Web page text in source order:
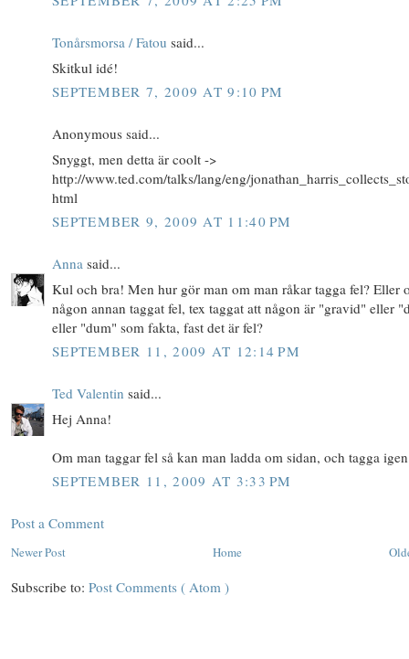
Tonårsmorsa / Fatou said...
Skitkul idé!
SEPTEMBER 7, 2009 AT 9:10 PM
Anonymous said...
Snyggt, men detta är coolt ->
http://www.ted.com/talks/lang/eng/
html
SEPTEMBER 9, 2009 AT 11:40 PM
Anna said...
Kul och bra! Men hur gör man om man råkar tagga fel? Eller
någon annan taggat fel, tex taggat att någon är "gravid" eller
eller "dum" som fakta, fast det är fel?
SEPTEMBER 11, 2009 AT 12:14 PM
Ted Valentin said...
Hej Anna!
Om man taggar fel så kan man ladda om sidan, och tagga
SEPTEMBER 11, 2009 AT 3:33 PM
Post a Comment
Newer Post Home
Subscribe to: Post Comments ( Atom )